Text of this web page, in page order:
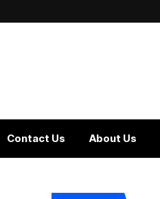
Contact Us About Us